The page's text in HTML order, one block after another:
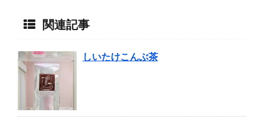
関連記事
しいたけこんぶ茶